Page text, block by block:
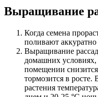
Выращивание
Когда семена
поливают аккуратно
Выращивание
домашних условиях,
помещении
тормозится в
растения